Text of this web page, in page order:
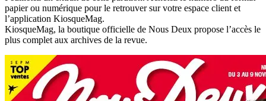
papier ou numérique pour le retrouver sur votre espace client et
l’application KiosqueMag.
KiosqueMag, la boutique officielle de Nous Deux propose l’accès le
plus complet aux archives de la revue.